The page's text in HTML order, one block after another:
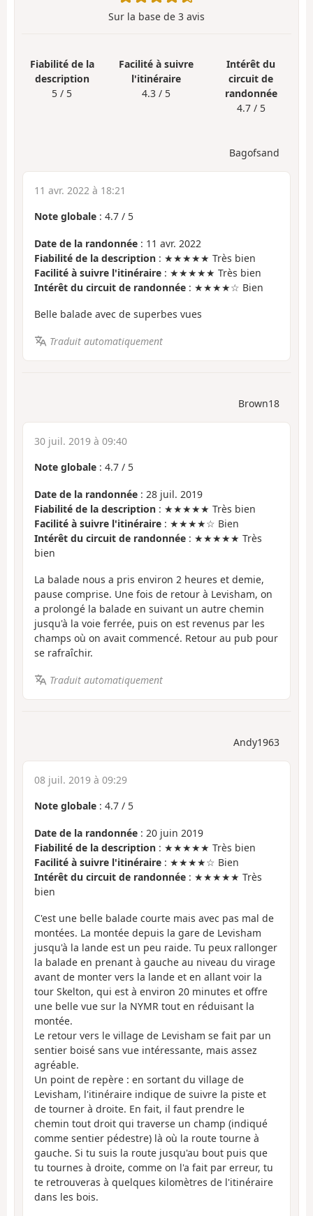
Sur la base de 3 avis
Fiabilité de la
description
5 / 5
Facilité à suivre
l'itinéraire
4.3 / 5
Intérêt du
circuit de
randonnée
4.7 / 5
Bagofsand
11 avr. 2022 à 18:21
Note globale : 4.7 / 5
Date de la randonnée : 11 avr. 2022
Fiabilité de la description : ★★★★★ Très bien
Facilité à suivre l'itinéraire : ★★★★★ Très bien
Intérêt du circuit de randonnée : ★★★★☆ Bien
Belle balade avec de superbes vues
Traduit automatiquement
Brown18
30 juil. 2019 à 09:40
Note globale : 4.7 / 5
Date de la randonnée : 28 juil. 2019
Fiabilité de la description : ★★★★★ Très bien
Facilité à suivre l'itinéraire : ★★★★☆ Bien
Intérêt du circuit de randonnée : ★★★★★ Très
bien
La balade nous a pris environ 2 heures et demie,
pause comprise. Une fois de retour à Levisham, on
a prolongé la balade en suivant un autre chemin
jusqu'à la voie ferrée, puis on est revenus par les
champs où on avait commencé. Retour au pub pour
se rafraîchir.
Traduit automatiquement
Andy1963
08 juil. 2019 à 09:29
Note globale : 4.7 / 5
Date de la randonnée : 20 juin 2019
Fiabilité de la description : ★★★★★ Très bien
Facilité à suivre l'itinéraire : ★★★★☆ Bien
Intérêt du circuit de randonnée : ★★★★★ Très
bien
C'est une belle balade courte mais avec pas mal de
montées. La montée depuis la gare de Levisham
jusqu'à la lande est un peu raide. Tu peux rallonger
la balade en prenant à gauche au niveau du virage
avant de monter vers la lande et en allant voir la
tour Skelton, qui est à environ 20 minutes et offre
une belle vue sur la NYMR tout en réduisant la
montée.
Le retour vers le village de Levisham se fait par un
sentier boisé sans vue intéressante, mais assez
agréable.
Un point de repère : en sortant du village de
Levisham, l'itinéraire indique de suivre la piste et
de tourner à droite. En fait, il faut prendre le
chemin tout droit qui traverse un champ (indiqué
comme sentier pédestre) là où la route tourne à
gauche. Si tu suis la route jusqu'au bout puis que
tu tournes à droite, comme on l'a fait par erreur, tu
te retrouveras à quelques kilomètres de l'itinéraire
dans les bois.